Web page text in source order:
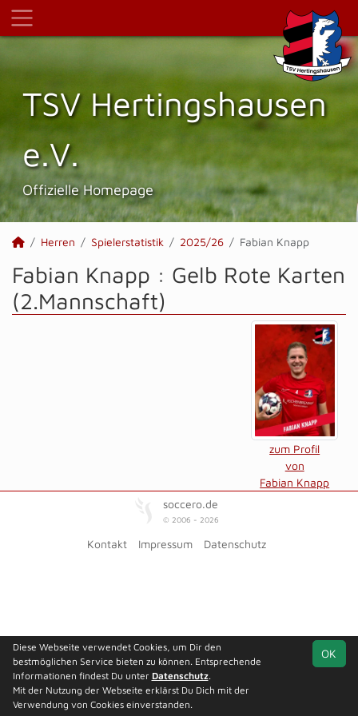
TSV Hertings­hausen
e.V.
Offizielle Homepage
Herren Spielerstatistik 2025/26 Fabian Knapp
Fabian Knapp : Gelb Rote Karten
(2.Mannschaft)
zum Profil
von
Fabian Knapp
soccero.de
© 2006 - 2026
Kontakt Impressum Datenschutz
OK
Diese Webseite verwendet Cookies, um Dir den
bestmöglichen Service bieten zu können. Entsprechende
Informationen findest Du unter Datenschutz.
Mit der Nutzung der Webseite erklärst Du Dich mit der
Verwendung von Cookies einverstanden.